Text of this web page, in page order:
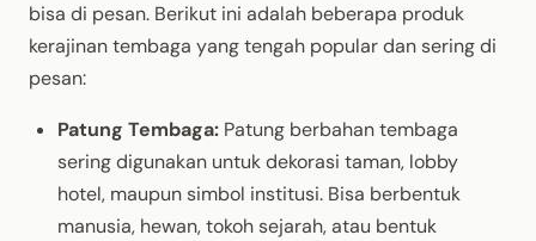
bisa di pesan. Berikut ini adalah beberapa produk
kerajinan tembaga yang tengah popular dan sering di
pesan:
Patung Tembaga: Patung berbahan tembaga
sering digunakan untuk dekorasi taman, lobby
hotel, maupun simbol institusi. Bisa berbentuk
manusia, hewan, tokoh sejarah, atau bentuk